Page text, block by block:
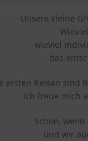
Unsere kleine
wieviel
das
ersten Reisen sind
Ich freue mich
Schön,
und wir